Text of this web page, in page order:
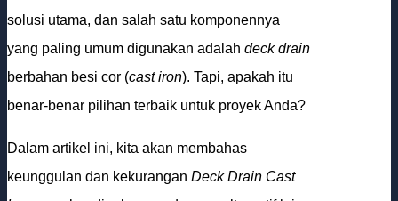
solusi utama, dan salah satu komponennya
yang paling umum digunakan adalah deck drain
berbahan besi cor (cast iron). Tapi, apakah itu
benar-benar pilihan terbaik untuk proyek Anda?
Dalam artikel ini, kita akan membahas
keunggulan dan kekurangan Deck Drain Cast